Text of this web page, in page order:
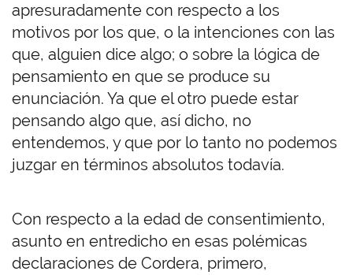
apresuradamente con respecto a los
motivos por los que, o la intenciones con las
que, alguien dice algo; o sobre la lógica de
pensamiento en que se produce su
enunciación. Ya que el otro puede estar
pensando algo que, así dicho, no
entendemos, y que por lo tanto no podemos
juzgar en términos absolutos todavía.
Con respecto a la edad de consentimiento,
asunto en entredicho en esas polémicas
declaraciones de Cordera, primero,